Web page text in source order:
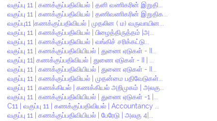
வகுப்பு 11 | கணக்குப்பதிவியல் | தனி வணிகரின் இறுதி...
வகுப்பு 11 | கணக்குப்பதிவியல் | தணிவணிகரின் இறுதிக...
வகுப்பு11 |கணக்குப்பதிவியல் | முதலின ( ம) வருவாயின...
வகுப்பு 11 | கணக்குப்பதிவியல் | பிழைத்திருத்தம் |அ...
வகுப்பு 11 | கணக்குப்பதிவியல் | வங்கிச் சரிக்கட்டு...
வகுப்பு 11 | கணக்குப்பதிவியியல் | துணை ஏடுகள் - II...
வகுப்பு 11| கணக்குப்பதிவியல் | துணை ஏடுகள் - II | ...
வகுப்பு 11 | கணக்குப்பதிவியியல் | துணை ஏடுகள் - II...
வகுப்பு 11 | கணக்குப்பதிவியல் | முதன்மை பதிவேடுகள்...
வகுப்பு 11 | கணக்கியல் | கணக்கியல் அறிமுகம் | அலகு...
வகுப்பு 11 | கணக்குப்பதிவியியல் | துணை ஏடுகள் -1 |...
C11 | வகுப்பு 11 | கணக்குப்பதிவியல் | Accountancy ...
வகுப்பு 11 | கணக்குப்பதிவியியல் | பேரேடு | அலகு 4|...